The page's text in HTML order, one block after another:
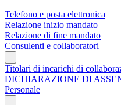
Telefono e posta elettronica
Relazione inizio mandato
Relazione di fine mandato
Consulenti e collaboratori
Titolari di incarichi di
DICHIARAZIONE DI
Personale